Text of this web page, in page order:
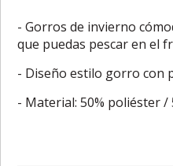
- Gorros de invierno
que puedas pescar en el
- Diseño estilo gorro con
- Material: 50% poliéster /